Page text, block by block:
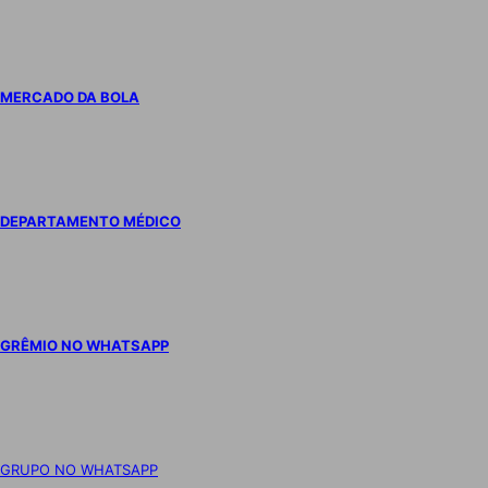
MERCADO DA BOLA
DEPARTAMENTO MÉDICO
GRÊMIO NO WHATSAPP
GRUPO NO WHATSAPP